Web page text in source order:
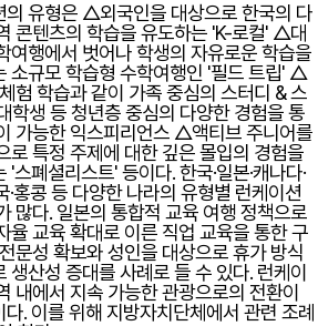
의 유형은 △외국인을 대상으로 한국의 다
콘텐츠의 학습을 유도하는 'K-로컬' △대
여행에서 벗어나 학생의 자유로운 학습을
소규모 학습형 수학여행인 '필드 트립' △
험 학습과 같이 가족 중심의 스터디 & 스
학생 등 청년층 중심의 다양한 경험을 통
가능한 익스피리언스 △액티브 주니어를
로 특정 주제에 대한 깊은 몰입의 경험을
'스폐셜리스트' 등이다. 한국·일본·캐나다·
·홍콩 등 다양한 나라의 유형별 런케이션
많다. 일본의 통합적 교육 여행 정책으로
율 교육 확대로 이른 직업 교육을 통한 구
문성 확보와 성인을 대상으로 휴가 방식
생산성 증대를 사례로 들 수 있다. 런케이
내에서 지속 가능한 관광으로의 전환이
다. 이를 위해 지방자치단체에서 관련 조례